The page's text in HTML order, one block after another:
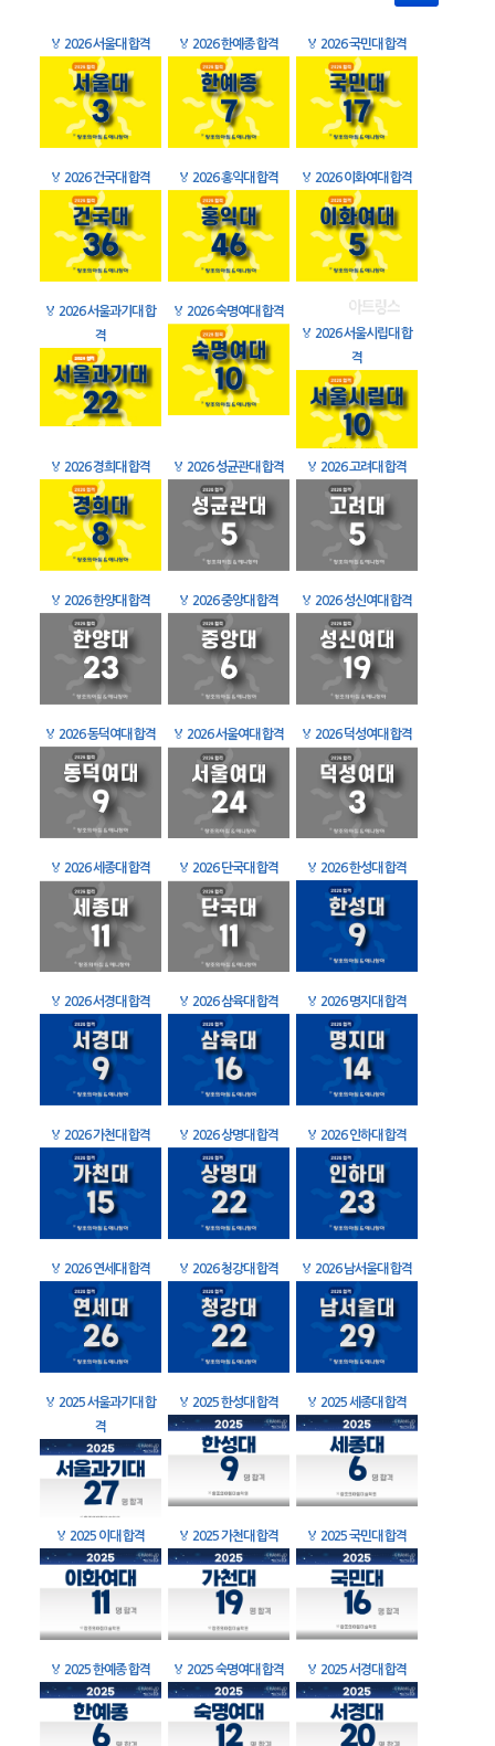
🏅 2026 서울대 합격 🏅 2026 한예종 합격 🏅 2026 국민대 합격
🏅 2026 건국대 합격 🏅 2026 홍익대 합격 🏅 2026 이화여대 합격
🏅 2026 서울과기대 합
격
🏅 2026 숙명여대 합격
🏅 2026 서울시립대 합
격
🏅 2026 경희대 합격 🏅 2026 성균관대 합격 🏅 2026 고려대 합격
🏅 2026 한양대 합격 🏅 2026 중앙대 합격 🏅 2026 성신여대 합격
🏅 2026 동덕여대 합격 🏅 2026 서울여대 합격 🏅 2026 덕성여대 합격
🏅 2026 세종대 합격 🏅 2026 단국대 합격 🏅 2026 한성대 합격
🏅 2026 서경대 합격 🏅 2026 삼육대 합격 🏅 2026 명지대 합격
🏅 2026 가천대 합격 🏅 2026 상명대 합격 🏅 2026 인하대 합격
🏅 2026 연세대 합격 🏅 2026 청강대 합격 🏅 2026 남서울대 합격
🏅 2025 서울과기대 합
격
🏅 2025 한성대 합격 🏅 2025 세종대 합격
🏅 2025 이대 합격 🏅 2025 가천대 합격 🏅 2025 국민대 합격
🏅 2025 한예종 합격 🏅 2025 숙명여대 합격 🏅 2025 서경대 합격